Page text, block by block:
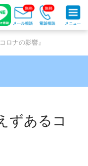
ロナの影響』
ずあるコ